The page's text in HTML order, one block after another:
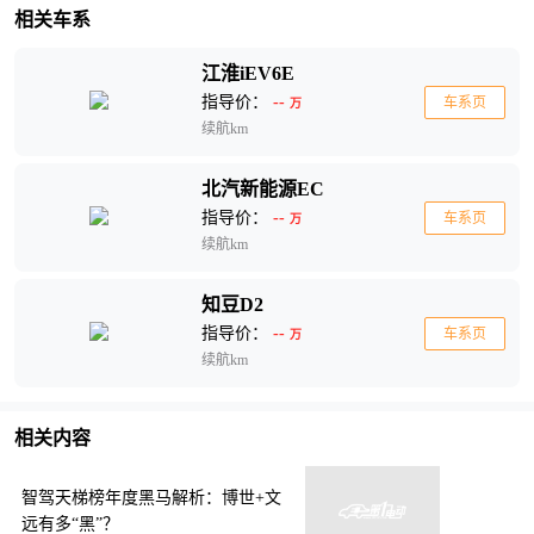
相关车系
江淮iEV6E
指导价： -- 万
续航km
车系页
北汽新能源EC
指导价： -- 万
续航km
车系页
知豆D2
指导价： -- 万
续航km
车系页
相关内容
智驾天梯榜年度黑马解析：博世+文
远有多“黑”？